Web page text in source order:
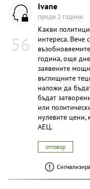
56
Ivane
преди 2 години
Какви
интереса. Вече
година, още
заявените
въглищните
наложи да
бъдат
или
нулевите цени,
АЕЦ.
отговор